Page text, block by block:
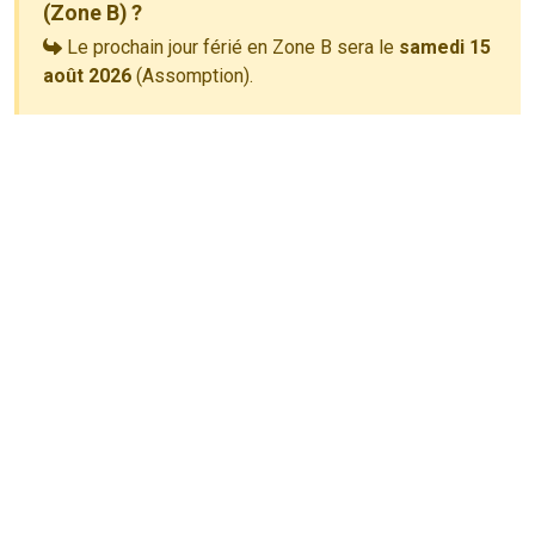
(Zone B) ?
Le prochain jour férié en Zone B sera le samedi 15
août 2026 (Assomption).